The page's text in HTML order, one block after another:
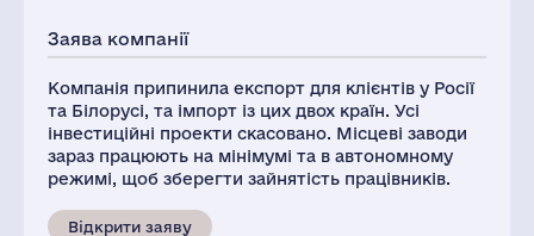
572
Заява компанії
Компанія припинила експорт для клієнтів у Росії
та Білорусі, та імпорт із цих двох країн. Усі
інвестиційні проекти скасовано. Місцеві заводи
зараз працюють на мінімумі та в автономному
режимі, щоб зберегти зайнятість працівників.
Відкрити заяву